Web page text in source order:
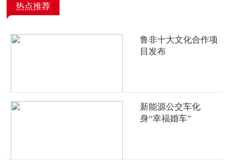
热点推荐
鲁非十大文化合作项
目发布
新能源公交车化
身“幸福婚车”